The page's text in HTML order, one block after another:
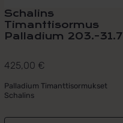
Schalins
Timanttisormus
Palladium 203.-31.7
425,00 €
Palladium Timanttisormukset
Schalins